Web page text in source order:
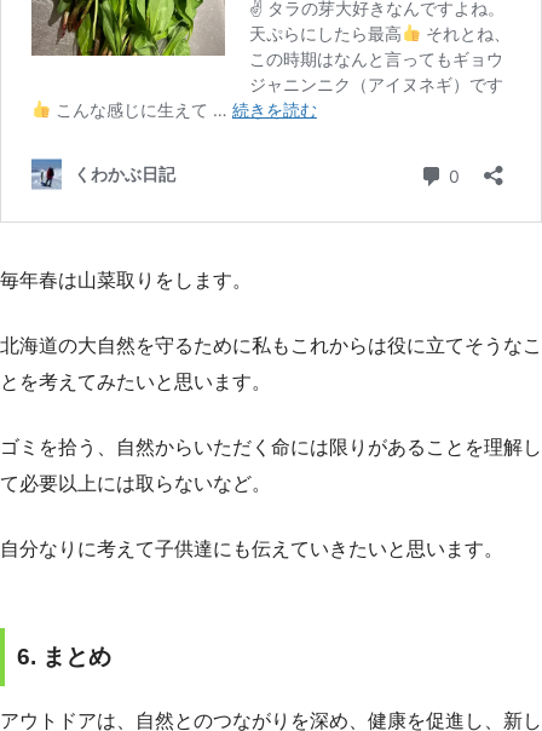
毎年春は山菜取りをします。
北海道の大自然を守るために私もこれからは役に立てそうなこ
とを考えてみたいと思います。
ゴミを拾う、自然からいただく命には限りがあることを理解し
て必要以上には取らないなど。
自分なりに考えて子供達にも伝えていきたいと思います。
6. まとめ
アウトドアは、自然とのつながりを深め、健康を促進し、新し